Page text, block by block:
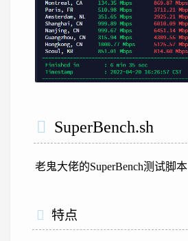
SuperBench.sh
老鬼大佬的SuperBench测试脚本
特点